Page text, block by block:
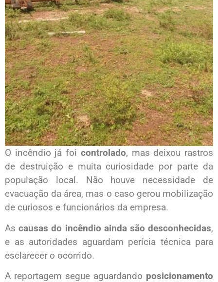
O incêndio já foi controlado, mas deixou rastros
de destruição e muita curiosidade por parte da
população local. Não houve necessidade de
evacuação da área, mas o caso gerou mobilização
de curiosos e funcionários da empresa.
Ascausas do incêndio ainda são desconhecidas,
e as autoridades aguardam perícia técnica para
esclarecer o ocorrido.
A reportagem segue aguardando posicionamento